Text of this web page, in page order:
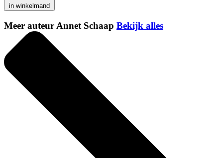
in winkelmand
Meer auteur Annet Schaap Bekijk alles